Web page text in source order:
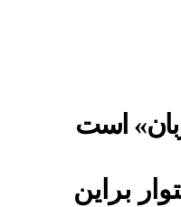
است
براین